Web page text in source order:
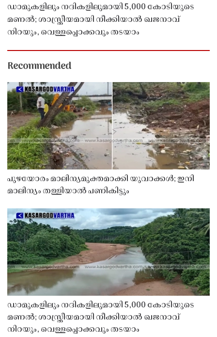
ഡാമുകളിലും നദികളിലുമായി 5,000 കോടിയുടെ
മണൽ; ശാസ്ത്രീയമായി നീക്കിയാൽ ഖജനാവ്
നിറയും, വെള്ളപ്പൊക്കവും തടയാം
Recommended
പുഴയോരം മാലിന്യമുക്തമാക്കി യുവാക്കൾ; ഇനി
മാലിന്യം തള്ളിയാൽ പണികിട്ടും
ഡാമുകളിലും നദികളിലുമായി 5,000 കോടിയുടെ
മണൽ; ശാസ്ത്രീയമായി നീക്കിയാൽ ഖജനാവ്
നിറയും, വെള്ളപ്പൊക്കവും തടയാം